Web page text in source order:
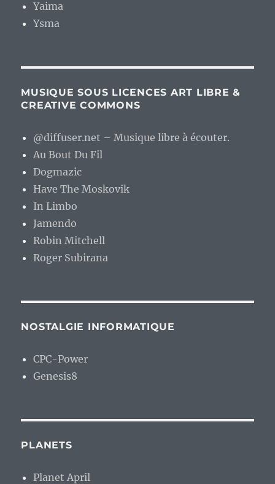
Yaima
Ysma
MUSIQUE SOUS LICENCES ART LIBRE &
CREATIVE COMMONS
@diffuser.net – Musique libre à écouter.
Au Bout Du Fil
Dogmazic
Have The Moskovik
In Limbo
Jamendo
Robin Mitchell
Roger Subirana
NOSTALGIE INFORMATIQUE
CPC-Power
Genesis8
PLANETS
Planet April